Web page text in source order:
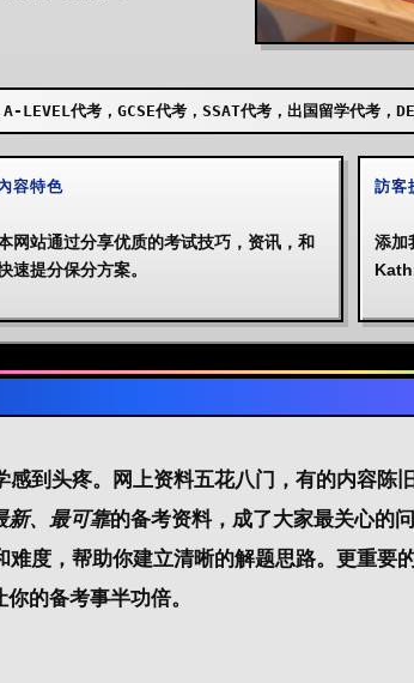
代考，SSAT代考，出国留学代考，DET代考，
容特色
网站通过分享优质的考试技巧，资讯，和
速提分保分方案。
訪客
添加
到头疼。网上资料五花八门，有的内容陈
新、最可靠的备考资料，成了大家最关心的
难度 ，帮助你建立清晰的解题思路。更重要
你的备考事半功倍。